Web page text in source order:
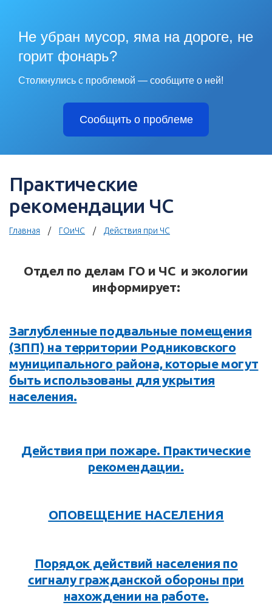
Не убран мусор, яма на дороге, не
горит фонарь?
Столкнулись с проблемой — сообщите о ней!
Сообщить о проблеме
Практические
рекомендации ЧС
Главная ГОиЧС Действия при ЧС
Отдел по делам ГО и ЧС и экологии
информирует:
Заглубленные подвальные помещения
(ЗПП) на территории Родниковского
муниципального района, которые могут
быть использованы для укрытия
населения.
Действия при пожаре. Практические
рекомендации.
ОПОВЕЩЕНИЕ НАСЕЛЕНИЯ
Порядок действий населения по
сигналу гражданской обороны при
нахождении на работе.